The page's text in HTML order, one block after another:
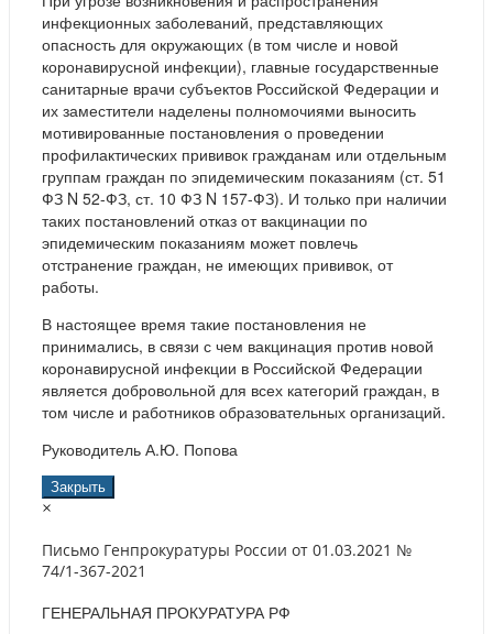
инфекционных заболеваний, представляющих
опасность для окружающих (в том числе и новой
коронавирусной инфекции), главные государственные
санитарные врачи субъектов Российской Федерации и
их заместители наделены полномочиями выносить
мотивированные постановления о проведении
профилактических прививок гражданам или отдельным
группам граждан по эпидемическим показаниям (ст. 51
ФЗ N 52-ФЗ, ст. 10 ФЗ N 157-ФЗ). И только при наличии
таких постановлений отказ от вакцинации по
эпидемическим показаниям может повлечь
отстранение граждан, не имеющих прививок, от
работы.
В настоящее время такие постановления не
принимались, в связи с чем вакцинация против новой
коронавирусной инфекции в Российской Федерации
является добровольной для всех категорий граждан, в
том числе и работников образовательных организаций.
Руководитель А.Ю. Попова
Закрыть
×
Письмо Генпрокуратуры России от 01.03.2021 №
74/1-367-2021
ГЕНЕРАЛЬНАЯ ПРОКУРАТУРА РФ